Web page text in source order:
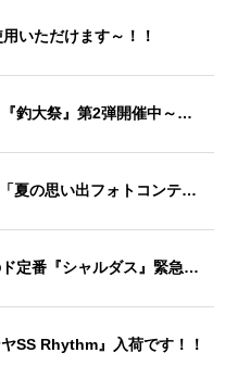
いただけます～！！
釣大祭』第2弾開催中～…
夏の思い出フォトコンテ…
定番『シャルダス』緊急…
SS Rhythm』入荷です！！